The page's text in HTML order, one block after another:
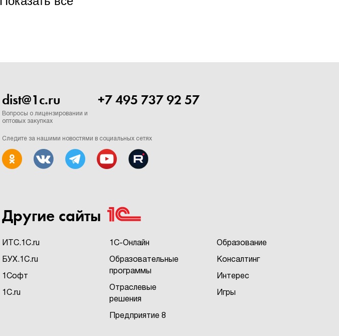
+7 495 737 92 57
dist@1c.ru
Вопросы о лицензировании и
оптовых закупках
Следите за нашими новостями в социальных сетях
Другие сайты
ИTC.1C.ru
БУХ.1C.ru
1Софт
1C.ru
1С-Онлайн
Образовательные
программы
Отраслевые
решения
Предприятие 8
Образование
Консалтинг
Интерес
Игры